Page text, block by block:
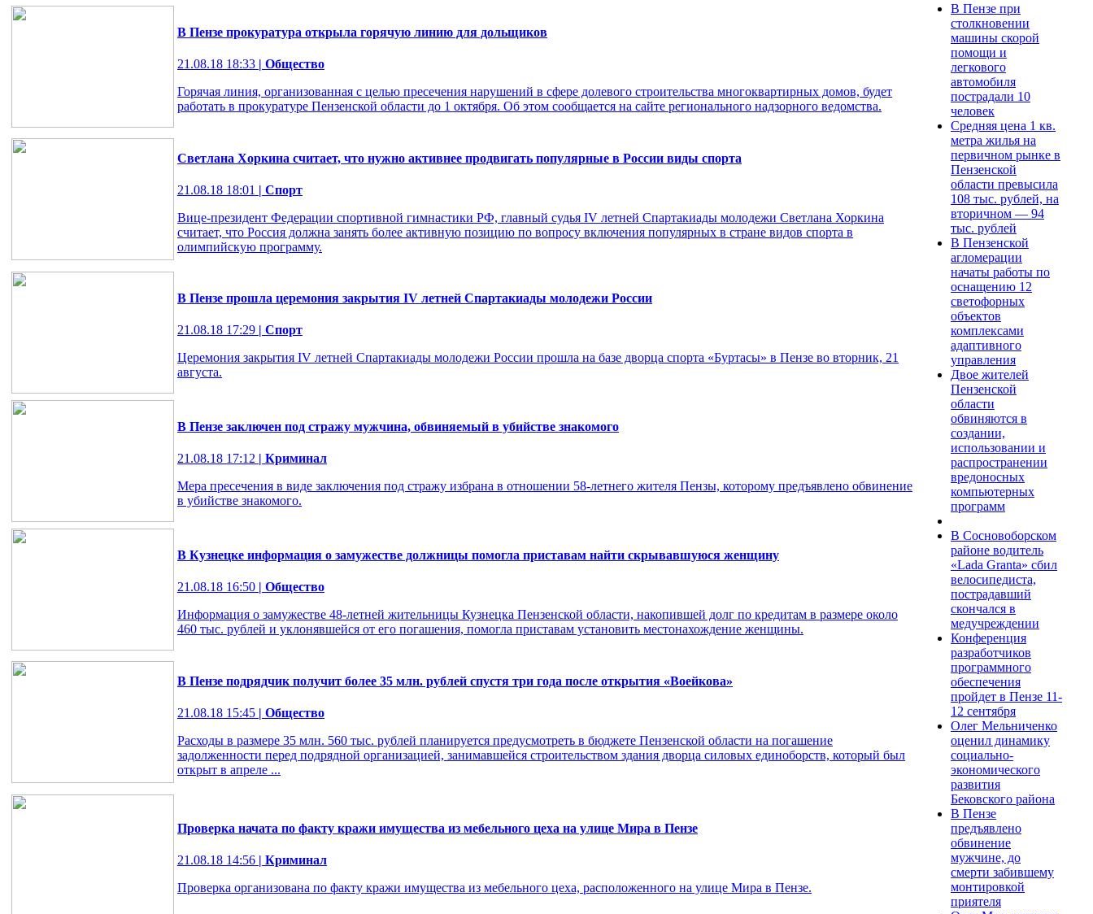
В Пензе прокуратура открыла горячую линию для дольщиков
21.08.18 18:33 | Общество
Горячая линия, организованная с целью пресечения нарушений в сфере долевого строительства многоквартирных домов, будет
работать в прокуратуре Пензенской области до 1 октября. Об этом сообщается на сайте регионального надзорного ведомства.
Светлана Хоркина считает, что нужно активнее продвигать популярные в России виды спорта
21.08.18 18:01 | Спорт
Вице-президент Федерации спортивной гимнастики РФ, главный судья IV летней Спартакиады молодежи Светлана Хоркина
считает, что Россия должна занять более активную позицию по вопросу включения популярных в стране видов спорта в
олимпийскую программу.
В Пензе прошла церемония закрытия IV летней Спартакиады молодежи России
21.08.18 17:29 | Спорт
Церемония закрытия IV летней Спартакиады молодежи России прошла на базе дворца спорта «Буртасы» в Пензе во вторник, 21
августа.
В Пензе заключен под стражу мужчина, обвиняемый в убийстве знакомого
21.08.18 17:12 | Криминал
Мера пресечения в виде заключения под стражу избрана в отношении 58-летнего жителя Пензы, которому предъявлено обвинение
в убийстве знакомого.
В Кузнецке информация о замужестве должницы помогла приставам найти скрывавшуюся женщину
21.08.18 16:50 | Общество
Информация о замужестве 48-летней жительницы Кузнецка Пензенской области, накопившей долг по кредитам в размере около
460 тыс. рублей и уклонявшейся от его погашения, помогла приставам установить местонахождение женщины.
В Пензе подрядчик получит более 35 млн. рублей спустя три года после открытия «Воейкова»
21.08.18 15:45 | Общество
Расходы в размере 35 млн. 560 тыс. рублей планируется предусмотреть в бюджете Пензенской области на погашение
задолженности перед подрядной организацией, занимавшейся строительством здания дворца силовых единоборств, который был
открыт в апреле ...
Проверка начата по факту кражи имущества из мебельного цеха на улице Мира в Пензе
21.08.18 14:56 | Криминал
Проверка организована по факту кражи имущества из мебельного цеха, расположенного на улице Мира в Пензе.
В Пензе при
столкновении
машины скорой
помощи и
легкового
автомобиля
пострадали 10
человек
Средняя цена 1 кв.
метра жилья на
первичном рынке в
Пензенской
области превысила
108 тыс. рублей, на
вторичном — 94
тыс. рублей
В Пензенской
агломерации
начаты работы по
оснащению 12
светофорных
объектов
комплексами
адаптивного
управления
Двое жителей
Пензенской
области
обвиняются в
создании,
использовании и
распространении
вредоносных
компьютерных
программ
В Сосновоборском
районе водитель
«Lada Granta» сбил
велосипедиста,
пострадавший
скончался в
медучреждении
Конференция
разработчиков
программного
обеспечения
пройдет в Пензе 11-
12 сентября
Олег Мельниченко
оценил динамику
социально-
экономического
развития
Бековского района
В Пензе
предъявлено
обвинение
мужчине, до
смерти забившему
монтировкой
приятеля